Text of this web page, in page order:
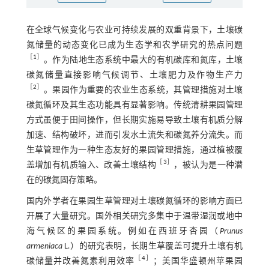
在全球气候变化与农业可持续发展的双重背景下，土壤碳
氮储量的动态变化已成为生态学和农学研究的热点问题
［1］ 。作为陆地生态系统中最大的有机碳库和氮库，土壤
碳氮储量直接影响气候调节、土壤肥力及作物生产力
［2］ 。果园作为重要的农业生态系统，其管理措施对土壤
碳氮循环及其生态功能具有显著影响。传统清耕果园管理
方式虽便于田间操作，但长期实施易导致土壤有机质分解
加速、结构破坏，进而引发水土流失和碳氮养分流失。而
生草管理作为一种生态友好的果园管理措施，通过植被覆
盖增加有机质输入、改善土壤结构 ［3］
，被认为是一种潜
在的碳氮固存策略。
国内外学者在果园生草管理对土壤碳氮循环的影响方面已
开展了大量研究。国外相关研究多集中于温带湿润或地中
海气候区的果园系统。例如在西班牙杏园（Prunus
armeniacaL.）的研究表明，长期生草覆盖可提升土壤有机
碳储量并改善氮素利用效率 ［4］
；美国华盛顿州苹果园